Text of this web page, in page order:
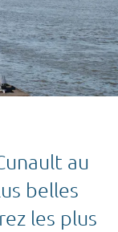
au
belles
les plus